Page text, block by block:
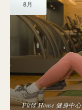
8月
Field House 健身中心